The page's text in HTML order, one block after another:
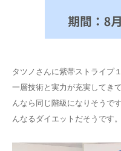
タツノさんに紫帯ストライプ
一層技術と実力が充実してき
んなら同じ階級になりそうで
んなるダイエットだそうです。